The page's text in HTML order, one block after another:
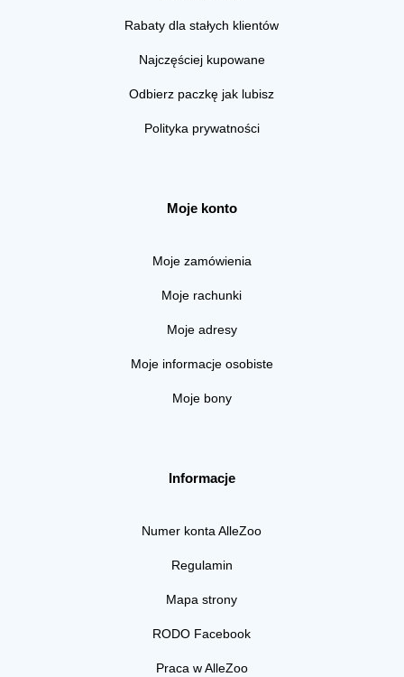
Rabaty dla stałych klientów
Najczęściej kupowane
Odbierz paczkę jak lubisz
Polityka prywatności
Moje konto
Moje zamówienia
Moje rachunki
Moje adresy
Moje informacje osobiste
Moje bony
Informacje
Numer konta AlleZoo
Regulamin
Mapa strony
RODO Facebook
Praca w AlleZoo